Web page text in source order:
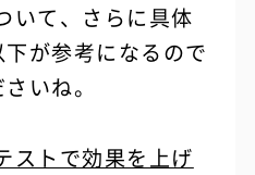
いて、さらに具体
が参考になるので
いね。
ストで効果を上げ